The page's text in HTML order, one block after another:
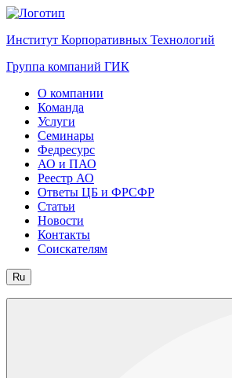
Институт Корпоративных Технологий
Группа компаний ГИК
О компании
Команда
Услуги
Семинары
Федресурс
АО и ПАО
Реестр АО
Ответы ЦБ и ФРСФР
Статьи
Новости
Контакты
Соискателям
Ru